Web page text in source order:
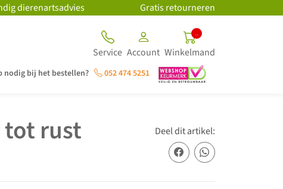
dierenartsadvies Gratis retourneren
Service Account
..
Winkelmand
nodig bij het bestellen? 052 474 5251
tot rust Deel dit artikel: